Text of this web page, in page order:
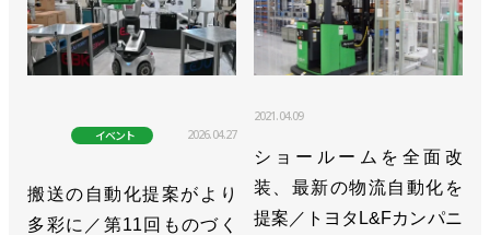
イベント 2026.04.27
搬送の自動化提案がより
多彩に／第11回ものづく
2021.04.09
ショールームを全面改
装、最新の物流自動化を
提案／トヨタL&Fカンパニ